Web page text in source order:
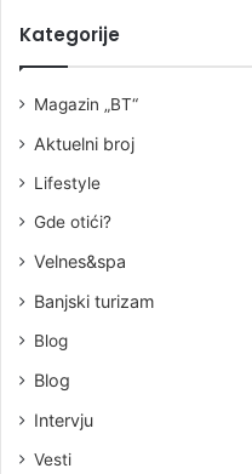
Kategorije
Magazin „BT“
Aktuelni broj
Lifestyle
Gde otići?
Velnes&spa
Banjski turizam
Blog
Blog
Intervju
Vesti